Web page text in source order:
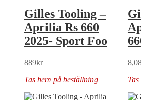
Gilles Tooling –
Aprilia Rs 660
2025- Sport Foo
889kr
Tas hem på beställning